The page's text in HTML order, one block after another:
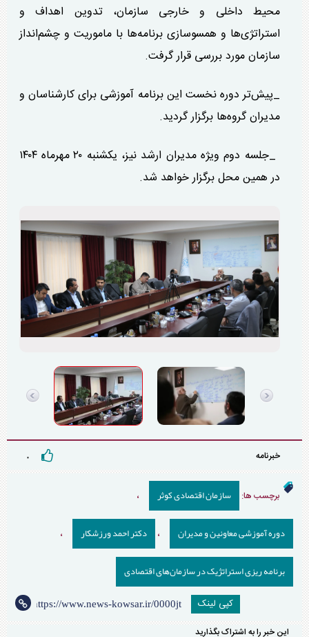
محیط داخلی و خارجی سازمان، تدوین اهداف و
استراتژی‌ها و همسوسازی برنامه‌ها با ماموریت و چشم‌انداز
سازمان مورد بررسی قرار گرفت.
_پیش‌تر دوره نخست این برنامه آموزشی برای کارشناسان و
مدیران گروه‌ها برگزار گردید.
_جلسه دوم ویژه مدیران ارشد نیز، یکشنبه ۲۰ مهرماه ۱۴۰۴
در همین محل برگزار خواهد شد.
خبرنامه ۰
برچسب ها: سازمان اقتصادی کوثر ،
دوره آموزشی معاونین و مدیران ، دکتر احمد ورزشکار ،
برنامه ریزی استراتژیک در سازمان‌های اقتصادی
کپی لینک
این خبر را به اشتراک بگذارید